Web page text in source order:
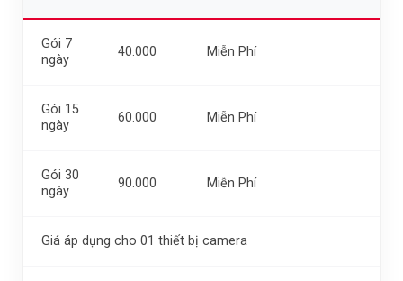
Gói 7
ngày
40.000 Miễn Phí
Gói 15
ngày
60.000 Miễn Phí
Gói 30
ngày
90.000 Miễn Phí
Giá áp dụng cho 01 thiết bị camera